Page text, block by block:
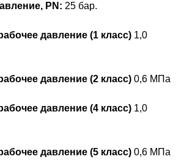
PN: 25 бар.
давление (1 класс) 1,0
давление (2 класс) 0,6 МПа
давление (4 класс) 1,0
давление (5 класс) 0,6 МПа